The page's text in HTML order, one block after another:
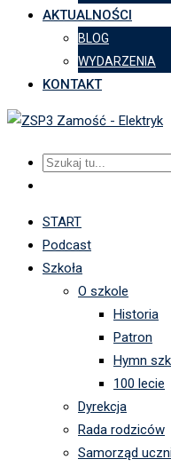
AKTUALNOŚCI
BLOG
WYDARZENIA
KONTAKT
START
Podcast
Szkoła
O szkole
Historia
Patron
Hymn
100 lecie
Dyrekcja
Rada rodziców
Samorząd